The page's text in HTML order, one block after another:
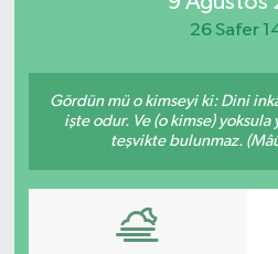
26 Safer
Gördün mü o kimseyi ki: Dini
işte odur. Ve (o kimse)
teşvikte bulunmaz.
Özel
Resmi İlanlar